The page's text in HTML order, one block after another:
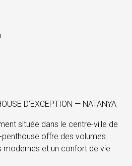
D’EXCEPTION — NATANYA
située dans le centre-ville de
offre des volumes
modernes et un confort de vie